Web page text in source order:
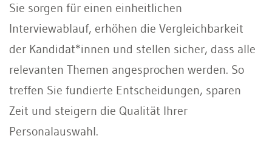
Sie sorgen für einen einheitlichen
Interviewablauf, erhöhen die Vergleichbarkeit
der Kandidat*innen und stellen sicher, dass alle
relevanten Themen angesprochen werden. So
treffen Sie fundierte Entscheidungen, sparen
Zeit und steigern die Qualität Ihrer
Personalauswahl.